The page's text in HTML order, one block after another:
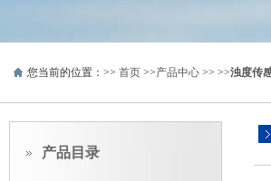
您当前的位置：>> 首页 >>产品中心 >> >>浊度传
产品目录